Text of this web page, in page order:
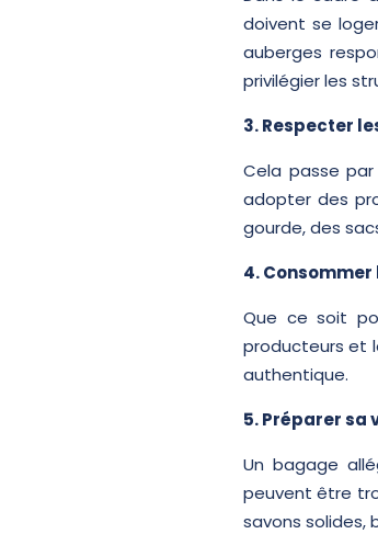
doivent se
auberges
privilégier les
3. Respecter
Cela passe
adopter des
gourde, des
4.
Que ce soit
producteurs et
authentique.
5. Préparer sa
Un bagage
peuvent être
savons solides,